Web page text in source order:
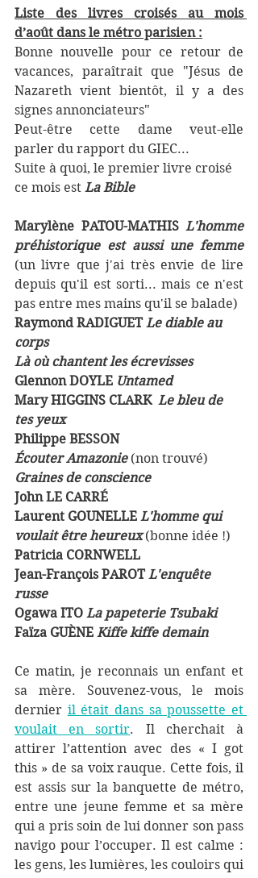
Liste des livres croisés au mois
d’août dans le métro parisien :
Bonne nouvelle pour ce retour de
vacances, paraîtrait que "Jésus de
Nazareth vient bientôt, il y a des
signes annonciateurs"
Peut-être cette dame veut-elle
parler du rapport du GIEC...
Suite à quoi, le premier livre croisé
ce mois est La Bible
Marylène PATOU-MATHIS L'homme
préhistorique est aussi une femme
(un livre que j'ai très envie de lire
depuis qu'il est sorti... mais ce n'est
pas entre mes mains qu'il se balade)
Raymond RADIGUET Le diable au
corps
Là où chantent les écrevisses
Glennon DOYLE Untamed
Mary HIGGINS CLARK Le bleu de
tes yeux
Philippe BESSON
Écouter Amazonie (non trouvé)
Graines de conscience
John LE CARRÉ
Laurent GOUNELLE L'homme qui
voulait être heureux (bonne idée !)
Patricia CORNWELL
Jean-François PAROT L'enquête
russe
Ogawa ITO La papeterie Tsubaki
Faïza GUÈNE Kiffe kiffe demain
Ce matin, je reconnais un enfant et
sa mère. Souvenez-vous, le mois
dernier il était dans sa poussette et
voulait en sortir. Il cherchait à
attirer l’attention avec des « I got
this » de sa voix rauque. Cette fois, il
est assis sur la banquette de métro,
entre une jeune femme et sa mère
qui a pris soin de lui donner son pass
navigo pour l’occuper. Il est calme :
les gens, les lumières, les couloirs qui